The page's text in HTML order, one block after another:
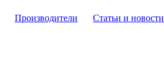
Производители Статьи и новости